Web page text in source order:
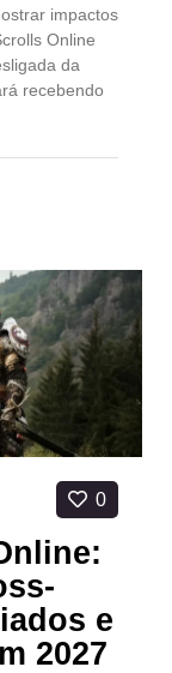
impactos
Online
da
recebendo
0
e
2027